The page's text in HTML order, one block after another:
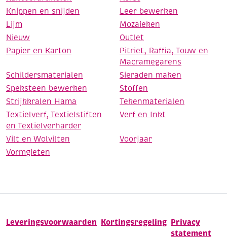
Knippen en snijden
Leer bewerken
Lijm
Mozaieken
Nieuw
Outlet
Papier en Karton
Pitriet, Raffia, Touw en
Macramegarens
Schildersmaterialen
Sieraden maken
Speksteen bewerken
Stoffen
Strijkkralen Hama
Tekenmaterialen
Textielverf, Textielstiften
en Textielverharder
Verf en Inkt
Vilt en Wolvilten
Voorjaar
Vormgieten
Leveringsvoorwaarden Kortingsregeling Privacy
statement